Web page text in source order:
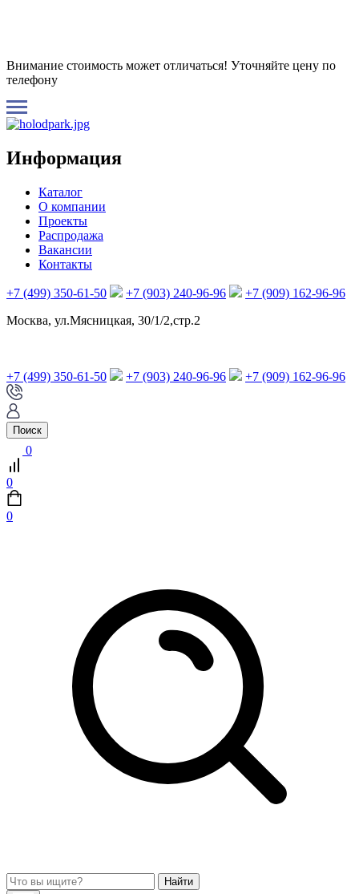
Внимание стоимость может отличаться! Уточняйте цену по
телефону
Информация
Каталог
О компании
Проекты
Распродажа
Вакансии
Контакты
+7 (499) 350-61-50 +7 (903) 240-96-96
+7 (909) 162-96-96
Москва, ул.Мясницкая, 30/1/2,стр.2
+7 (499) 350-61-50 +7 (903) 240-96-96 +7 (909) 162-96-96
Поиск
0
0
0